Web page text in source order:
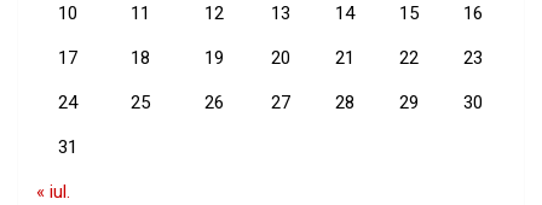
10 11 12 13 14 15 16
17 18 19 20 21 22 23
24 25 26 27 28 29 30
31
« iul.